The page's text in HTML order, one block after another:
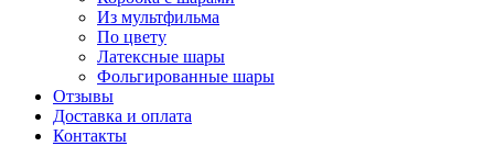
Из мультфильма
По цвету
Латексные шары
Фольгированные шары
Отзывы
Доставка и оплата
Контакты